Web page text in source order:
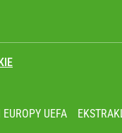
kolekcji kapsułowej
UEFA